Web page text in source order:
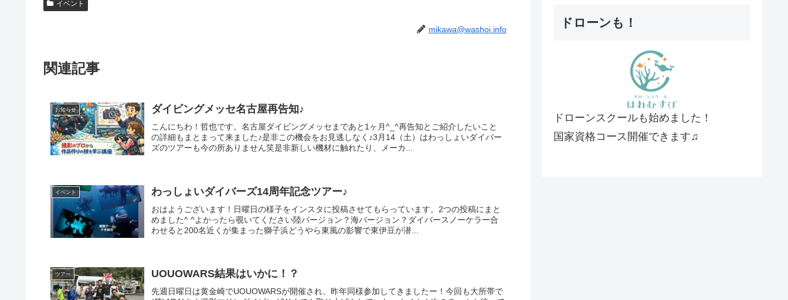
イベント
mikawa@washoi.info
関連記事
お知らせ ダイビングメッセ名古屋再告知♪
こんにちわ！哲也です。名古屋ダイビングメッセまであと1ヶ月^_^再告知とご紹介したいこと
の詳細もまとまって来ました♪是非この機会をお見逃しなく♪3月14（土）はわっしょいダイバー
ズのツアーも今の所ありません笑是非新しい機材に触れたり、メーカ...
イベント わっしょいダイバーズ14周年記念ツアー♪
おはようございます！日曜日の様子をインスタに投稿させてもらっています。2つの投稿にまと
めました^ ^よかったら覗いてください陸バージョン？海バージョン？ダイバースノーケラー合
わせると200名近くが集まった獅子浜どうやら東風の影響で東伊豆が潜...
ツアー UOUOWARS結果はいかに！？
先週日曜日は黄金崎でUOUOWARSが開催され、昨年同様参加してきましたー！今回も大所帯で
ドローンも！
ドローンスクールも始めました！
国家資格コース開催できます♫